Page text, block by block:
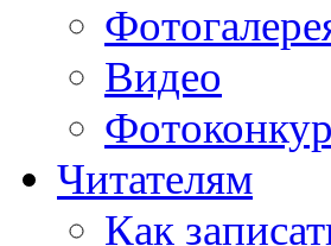
Видео
Читателям
Как